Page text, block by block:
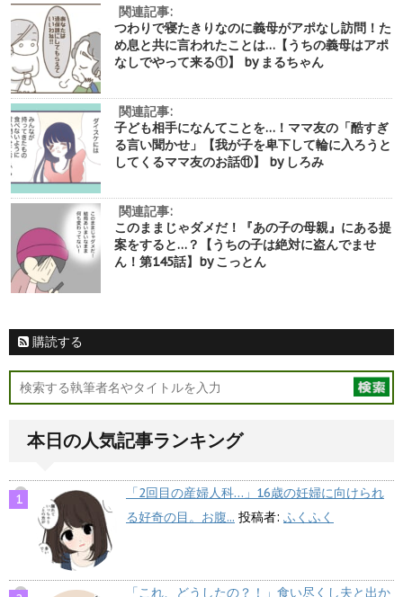
関連記事:
つわりで寝たきりなのに義母がアポなし訪問！た
め息と共に言われたことは…【うちの義母はアポ
なしでやって来る①】 by まるちゃん
関連記事:
子ども相手になんてことを…！ママ友の「酷すぎ
る言い聞かせ」【我が子を卑下して輪に入ろうと
してくるママ友のお話⑪】 by しろみ
関連記事:
このままじゃダメだ！『あの子の母親』にある提
案をすると…？【うちの子は絶対に盗んでませ
ん！第145話】by こっとん
購読する
本日の人気記事ランキング
「2回目の産婦人科…」16歳の妊婦に向けられ
る好奇の目。お腹... 投稿者: ふくふく
「これ、どうしたの？！」食い尽くし夫と出か